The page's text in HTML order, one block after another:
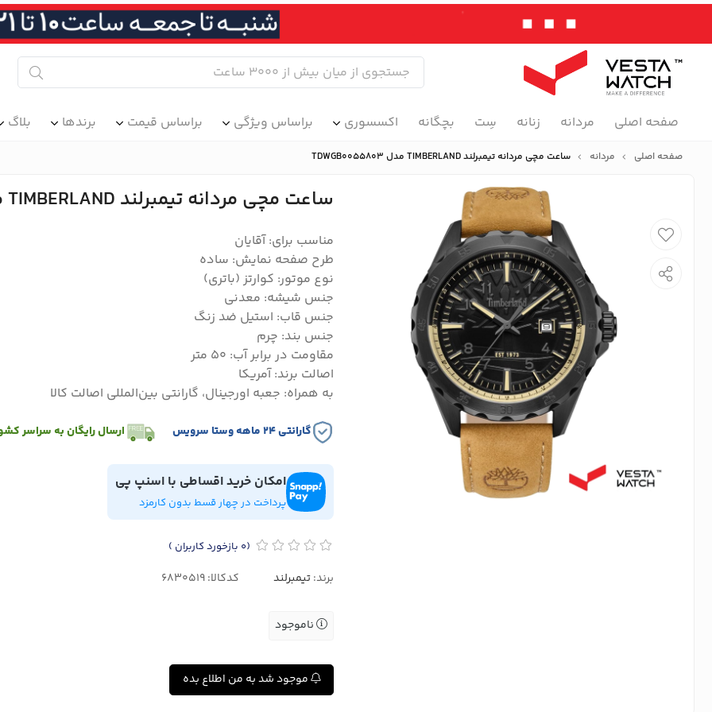
صفحه اصلی مردانه زنانه سِت بچگانه اکسسوری براساس ویژگی براساس قیمت برندها بلاگ
صفحه اصلی مردانه ساعت مچی مردانه تیمبرلند TIMBERLAND مدل TDWGB0055803
ساعت مچی مردانه تیمبرلند TIMBERLAND مدل TDWGB0055803
مناسب برای: آقایان
طرح صفحه نمایش: ساده
نوع موتور: کوارتز (باتری)
جنس شیشه: معدنی
جنس قاب: استیل ضد زنگ
جنس بند: چرم
مقاومت در برابر آب: 50 متر
اصالت برند: آمریکا
به همراه: جعبه اورجینال، گارانتی بین‌المللی اصالت کالا
گارانتی ۲۴ ماهه وستا سرویس ارسال رایگان به سراسر
امکان خرید اقساطی با اسنپ پی
پرداخت در چهار قسط بدون کارمزد
(0 بازخورد کاربران )
برند:تیمبرلند کدکالا:
ناموجود
موجود شد به من اطلاع بده